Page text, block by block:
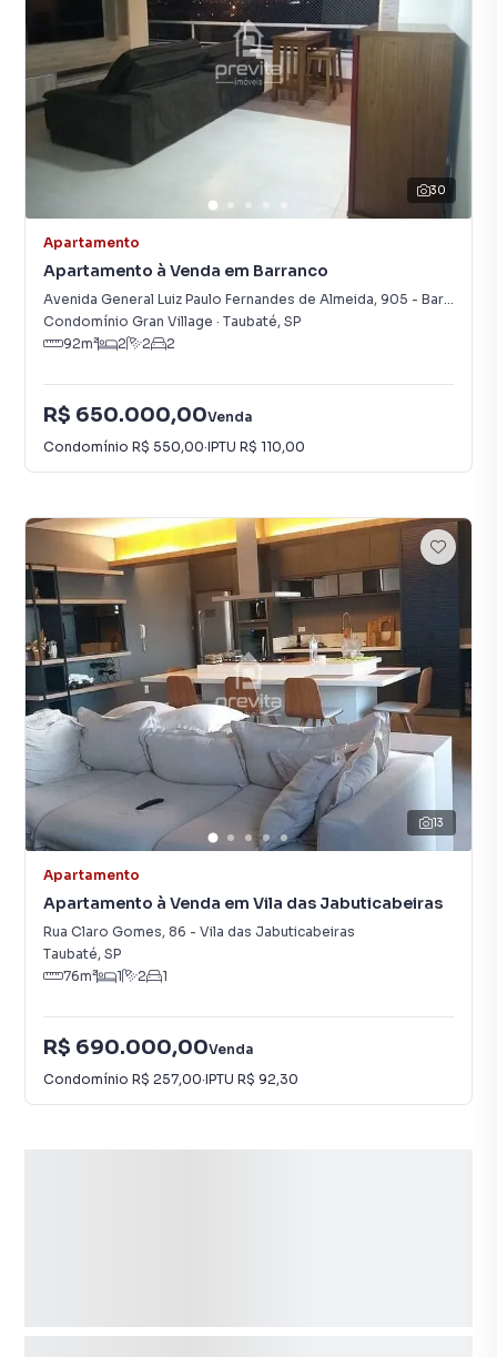
30
Apartamento
Apartamento à Venda em Barranco
Avenida General Luiz Paulo Fernandes de Almeida, 905 - Barranco
Condomínio Gran Village · Taubaté, SP
92m² 2 2 2
R$ 650.000,00Venda
Condomínio R$ 550,00·IPTU R$ 110,00
13
Apartamento
Apartamento à Venda em Vila das Jabuticabeiras
Rua Claro Gomes, 86 - Vila das Jabuticabeiras
Taubaté, SP
76m² 1 2 1
R$ 690.000,00Venda
Condomínio R$ 257,00·IPTU R$ 92,30